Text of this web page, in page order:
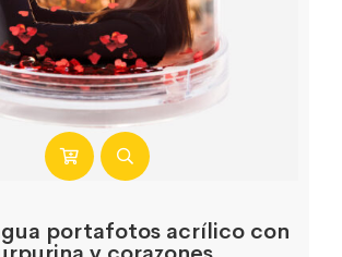
portafotos acrílico con